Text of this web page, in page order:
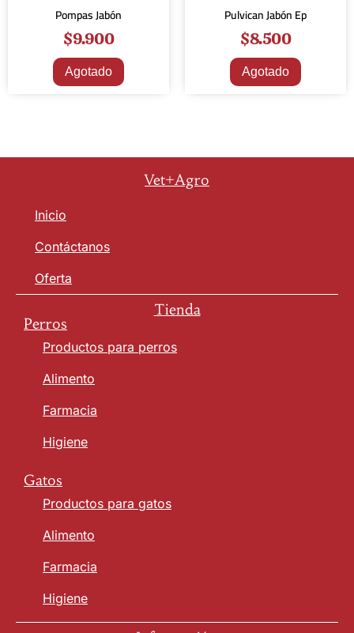
Pompas Jabón
$9.900
Agotado
Pulvican Jabón Ep
$8.500
Agotado
Vet+Agro
Inicio
Contáctanos
Oferta
Tienda
Perros
Productos para perros
Alimento
Farmacia
Higiene
Gatos
Productos para gatos
Alimento
Farmacia
Higiene